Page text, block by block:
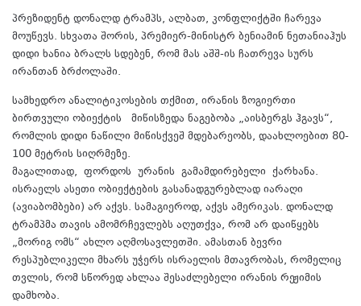
პრეზიდენტ დონალდ ტრამპს, ალბათ, კონფლიქტში ჩარევა
მოუწევს. სხვათა შორის, პრემიერ-მინისტრ ბენიამინ ნეთანიაჰუს
დიდი ხანია ბრალს სდებენ, რომ მას აშშ-ის ჩათრევა სურს
ირანთან ბრძოლაში.
სამხედრო ანალიტიკოსების თქმით, ირანის ზოგიერთი
ბირთვული ობიექტის მიწისზედა ნაგებობა „აისბერგს ჰგავს“,
რომლის დიდი ნაწილი მიწისქვეშ მდებარეობს, დაახლოებით 80-
100 მეტრის სიღრმეზე.
მაგალითად, ფორდოს ურანის გამამდირებელი ქარხანა.
ისრაელს ასეთი ობიექტების გასანადგურებლად იარაღი
(ავიაბომბები) არ აქვს. სამაგიეროდ, აქვს ამერიკას. დონალდ
ტრამპმა თავის ამომრჩევლებს აღუთქვა, რომ არ დაიწყებს
„მორიგ ომს“ ახლო აღმოსავლეთში. ამასთან ბევრი
რესპუბლიკელი მხარს უჭერს ისრაელის მთავრობას, რომელიც
თვლის, რომ სწორედ ახლაა შესაძლებელი ირანის რეჟიმის
დამხობა.